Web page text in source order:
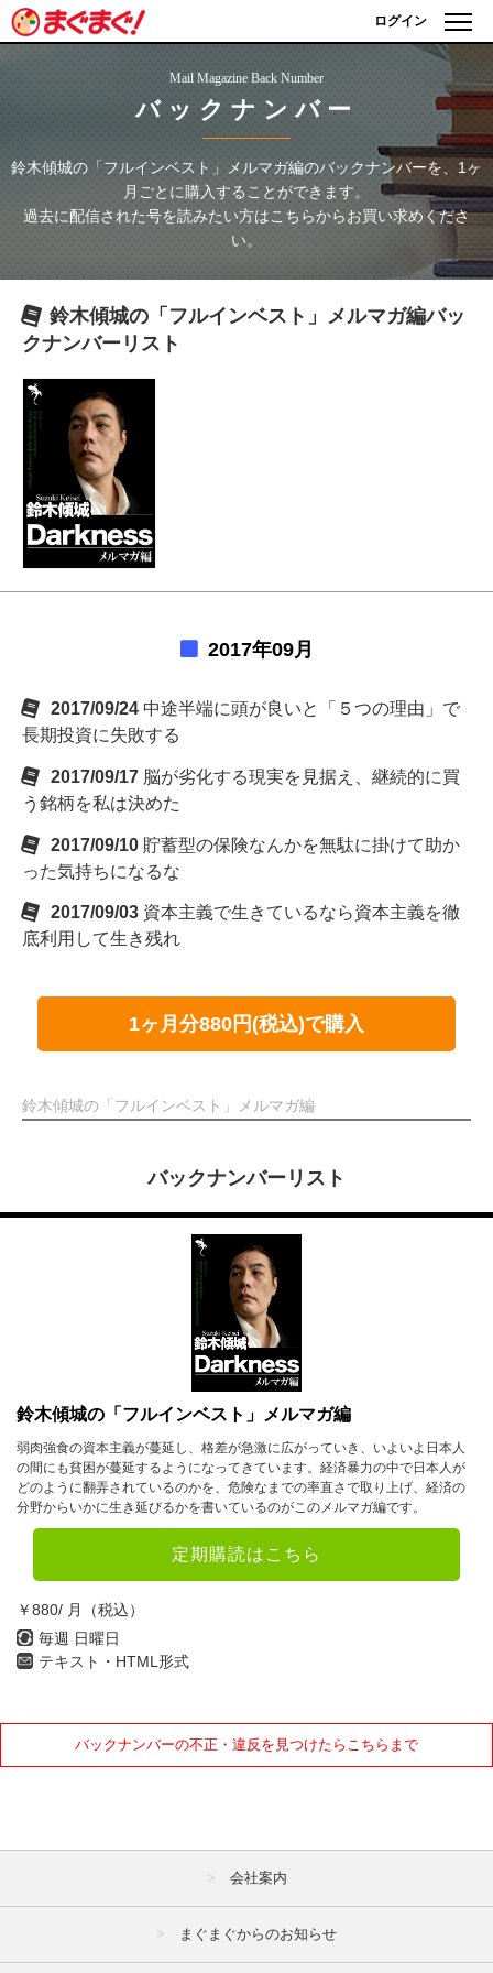
ログイン
Mail Magazine Back Number
バックナンバー
鈴木傾城の「フルインベスト」メルマガ編のバックナンバーを、1ヶ
月ごとに購入することができます。
過去に配信された号を読みたい方はこちらからお買い求めくださ
い。
鈴木傾城の「フルインベスト」メルマガ編バッ
クナンバーリスト
2017年09月
2017/09/24 中途半端に頭が良いと「５つの理由」で
長期投資に失敗する
2017/09/17 脳が劣化する現実を見据え、継続的に買
う銘柄を私は決めた
2017/09/10 貯蓄型の保険なんかを無駄に掛けて助か
った気持ちになるな
2017/09/03 資本主義で生きているなら資本主義を徹
底利用して生き残れ
1ヶ月分880円(税込)で購入
鈴木傾城の「フルインベスト」メルマガ編
バックナンバーリスト
鈴木傾城の「フルインベスト」メルマガ編
弱肉強食の資本主義が蔓延し、格差が急激に広がっていき、いよいよ日本人
の間にも貧困が蔓延するようになってきています。経済暴力の中で日本人が
どのように翻弄されているのかを、危険なまでの率直さで取り上げ、経済の
分野からいかに生き延びるかを書いているのがこのメルマガ編です。
定期購読はこちら
￥880/ 月（税込）
毎週 日曜日
テキスト・HTML形式
バックナンバーの不正・違反を見つけたらこちらまで
会社案内
まぐまぐからのお知らせ